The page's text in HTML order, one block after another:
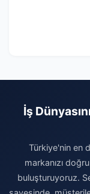
İş
Türkiye'nin en
markanızı
buluşturuyoruz.